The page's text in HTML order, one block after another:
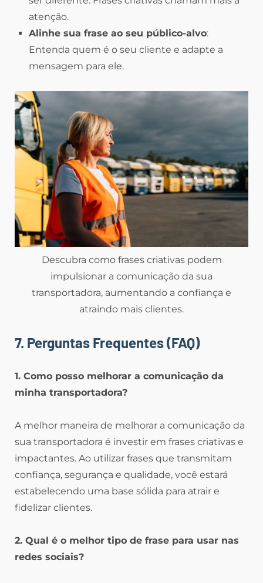
atenção.
Alinhe sua frase ao seu público-alvo:
Entenda quem é o seu cliente e adapte a
mensagem para ele.
Descubra como frases criativas podem
impulsionar a comunicação da sua
transportadora, aumentando a confiança e
atraindo mais clientes.
7. Perguntas Frequentes (FAQ)
1. Como posso melhorar a comunicação da
minha transportadora?
A melhor maneira de melhorar a comunicação da
sua transportadora é investir em frases criativas e
impactantes. Ao utilizar frases que transmitam
confiança, segurança e qualidade, você estará
estabelecendo uma base sólida para atrair e
fidelizar clientes.
2. Qual é o melhor tipo de frase para usar nas
redes sociais?